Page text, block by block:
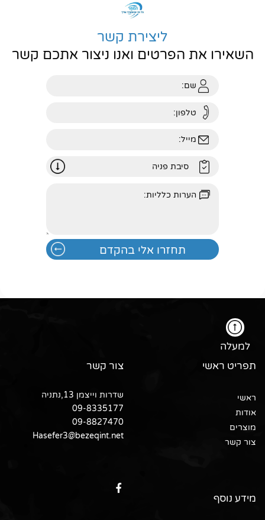
ליצירת קשר
השאירו את הפרטים ואנו ניצור אתכם קשר
למעלה
תפריט ראשי
ראשי
אודות
מוצרים
צור קשר
מידע נוסף
צור קשר
שדרות וייצמן 13,נתניה
09-8335177
09-8827470
Hasefer3@bezeqint.net